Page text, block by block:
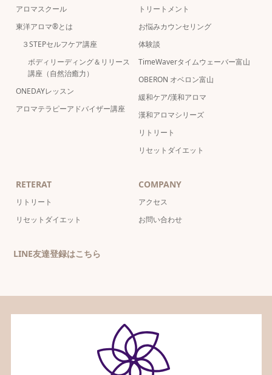
アロマスクール
東洋アロマ®とは
３STEPセルフケア講座
ボディリーディング＆リリース
講座（自然治癒力）
ONEDAYレッスン
アロマテラピーアドバイザー講座
トリートメント
お悩みカウンセリング
体験談
TimeWaverタイムウェーバー富山
OBERON オベロン富山
緩和ケア/漢和アロマ
漢和アロマシリーズ
リトリート
リセットダイエット
RETERAT
リトリート
リセットダイエット
COMPANY
アクセス
お問い合わせ
LINE友達登録はこちら